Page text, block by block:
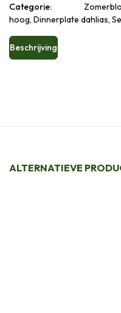
Categorie:
hoog, Dinnerplate dahlias,
Beschrijving
ALTERNATIEVE